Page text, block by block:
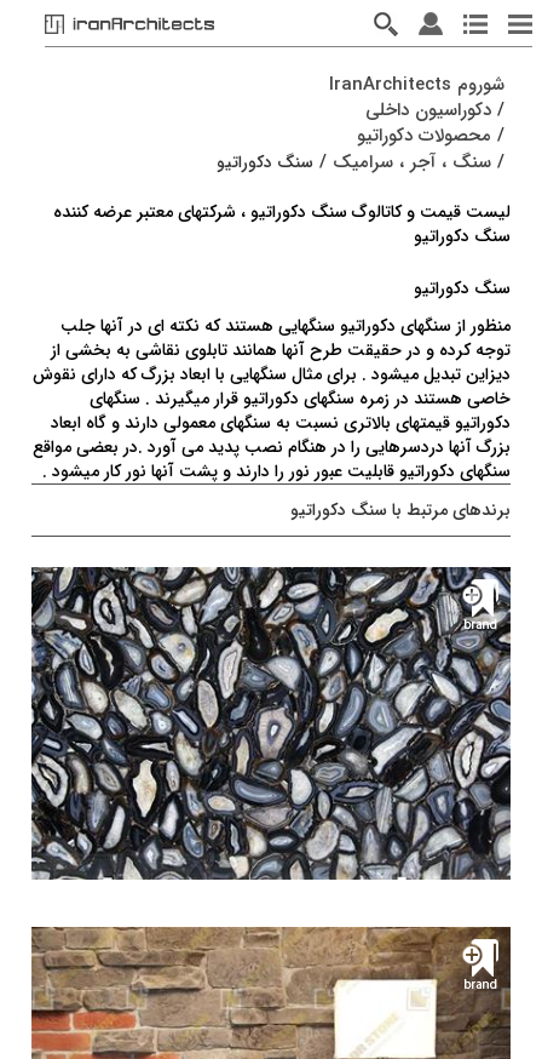
شوروم IranArchitects
/ دکوراسیون داخلی
/ محصولات دکوراتیو
/ سنگ ، آجر ، سرامیک / سنگ دکوراتیو
لیست قیمت و کاتالوگ سنگ دکوراتیو ، شرکتهای معتبر عرضه کننده
سنگ دکوراتیو
سنگ دکوراتیو
منظور از سنگهای دکوراتیو سنگهایی هستند که نکته ای در آنها جلب
توجه کرده و در حقیقت طرح آنها همانند تابلوی نقاشی به بخشی از
دیزاین تبدیل میشود . برای مثال سنگهایی با ابعاد بزرگ که دارای نقوش
خاصی هستند در زمره سنگهای دکوراتیو قرار میگیرند . سنگهای
دکوراتیو قیمتهای بالاتری نسبت به سنگهای معمولی دارند و گاه ابعاد
بزرگ آنها دردسرهایی را در هنگام نصب پدید می آورد .در بعضی مواقع
سنگهای دکوراتیو قابلیت عبور نور را دارند و پشت آنها نور کار میشود .
برندهای مرتبط با سنگ دکوراتیو